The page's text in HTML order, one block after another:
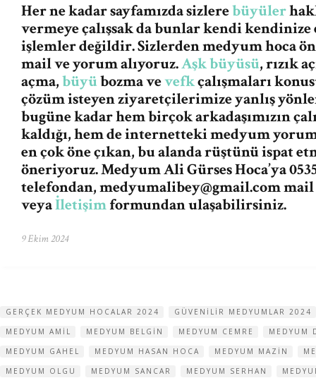
Her ne kadar sayfamızda sizlerebüyüler
vermeye çalışsak da bunlar kendi
işlemler değildir. Sizlerden medyum hoca
mail ve yorum alıyoruz.Aşk büyüsü, rızık
açma,büyübozma vevefkçalışmaları
çözüm isteyen ziyaretçilerimize yanlış
bugüne kadar hem birçok arkadaşımızın
kaldığı, hem de internetteki medyum
en çok öne çıkan, bu alanda rüştünü ispat
öneriyoruz. Medyum Ali Gürses Hoca’ya
telefondan,medyumalibey@gmail.commail
veyaİletişimformundan ulaşabilirsiniz.
9 Ekim 2024
GERÇEK MEDYUM HOCALAR 2024
GÜVENILIR MEDYUMLAR 2024
MEDYUM AMIL
MEDYUM BELGIN MEDYUM CEMRE
MEDYUM
MEDYUM GAHEL
MEDYUM HASAN HOCA MEDYUM MAZIN
MEDYUM OLGU
MEDYUM SANCAR MEDYUM SERHAN